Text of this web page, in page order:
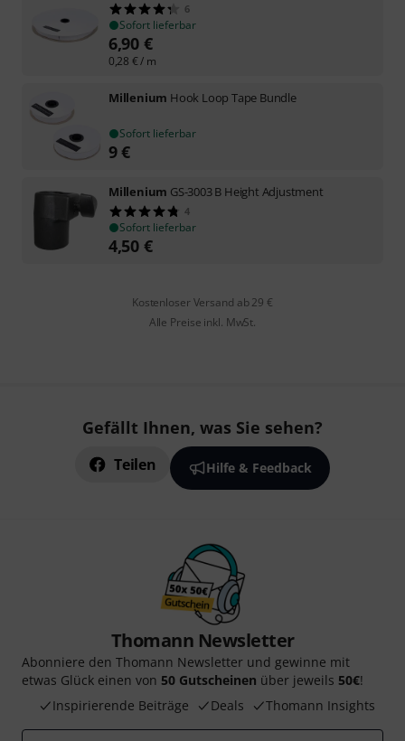
6
Sofort lieferbar
6,90 €
0,28 €/ m
Millenium Hook Loop Tape Bundle
Sofort lieferbar
9€
Millenium GS-3003 B Height Adjustment
4
Sofort lieferbar
4,50 €
Kostenloser Versand ab 29 €
Alle Preise inkl. MwSt.
Gefällt Ihnen, was Sie sehen?
Teilen Hilfe & Feedback
Thomann Newsletter
Abonniere den Thomann Newsletter und gewinne mit
etwas Glück einen von 50 Gutscheinen über jeweils 50€!
Inspirierende Beiträge
Deals Thomann Insights